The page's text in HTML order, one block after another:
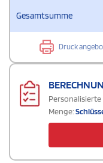
Gesamtsumme
Druck
Menge: